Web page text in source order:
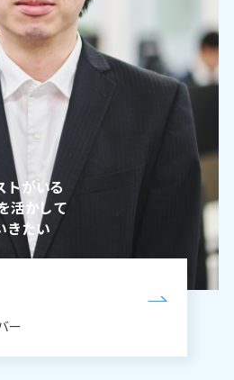
トがいる
活かして
きたい
ー